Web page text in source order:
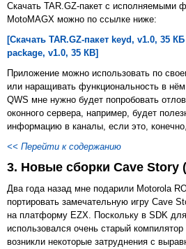
Скачать TAR.GZ-пакет с исполняемыми
MotoMAGX можно по ссылке ниже:
[Скачать TAR.GZ-пакет keyd, v1.0, 35
package, v1.0, 35 КB]
Приложение можно использовать по
или наращивать функциональность в
QWS мне нужно будет попробовать
оконного сервера, например, будет
информацию в каналы, если это,
<< Перейти к содержанию
3. Новые сборки Cave Story
Два года назад мне подарили Motorola
портировать замечательную игру Cave
на платформу EZX. Поскольку в SDK
использовался очень старый
возникли некоторые затруднения с